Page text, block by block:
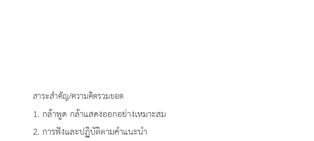
สาระสำคัญ/ความคิดรวมยอด
1. กล้าพูด กล้าแสดงออกอย่างเหมาะสม
2. การฟังและปฏิบัติตามคำแนะนำ